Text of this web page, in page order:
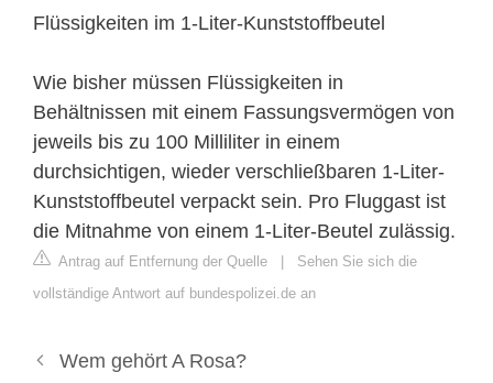
Flüssigkeiten im 1-Liter-Kunststoffbeutel
Wie bisher müssen Flüssigkeiten in
Behältnissen mit einem Fassungsvermögen von
jeweils bis zu 100 Milliliter in einem
durchsichtigen, wieder verschließbaren 1-Liter-
Kunststoffbeutel verpackt sein. Pro Fluggast ist
die Mitnahme von einem 1-Liter-Beutel zulässig.
Antrag auf Entfernung der Quelle | Sehen Sie sich die
vollständige Antwort auf bundespolizei.de an
Wem gehört A Rosa?